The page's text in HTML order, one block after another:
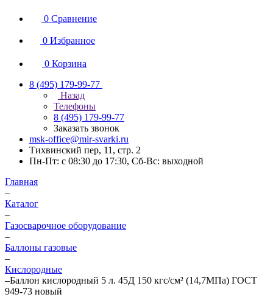
0 Сравнение
0 Избранное
0 Корзина
8 (495) 179-99-77
Назад
Телефоны
8 (495) 179-99-77
Заказать звонок
msk-office@mir-svarki.ru
Тихвинский пер, 11, стр. 2
Пн-Пт: с 08:30 до 17:30, Сб-Вс: выходной
Главная
–
Каталог
–
Газосварочное оборудование
–
Баллоны газовые
–
Кислородные
–Баллон кислородный 5 л. 45Д 150 кгс/см² (14,7МПа) ГОСТ
949-73 новый